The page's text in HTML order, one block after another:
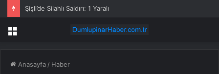
Şişli’de Silahlı Saldırı: 1 Yaralı
Menü
Anasayfa / Haber